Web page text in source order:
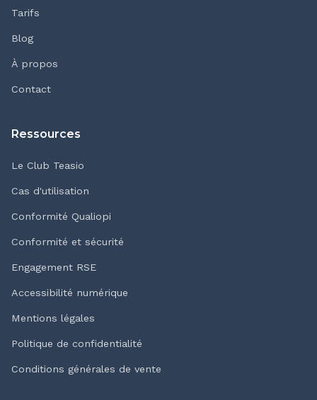
Tarifs
Blog
À propos
Contact
Ressources
Le Club Teasio
Cas d'utilisation
Conformité Qualiopi
Conformité et sécurité
Engagement RSE
Accessibilité numérique
Mentions légales
Politique de confidentialité
Conditions générales de vente